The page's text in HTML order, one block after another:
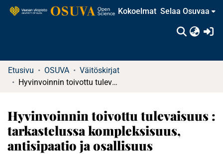
Kokoelmat Selaa Osuvaa
Etusivu OSUVA
Väitöskirjat
Hyvinvoinnin toivottu tulevaisuus : tarkastelussa kompleksisuus, antisipaatio ja osallisuus
Hyvinvoinnin toivottu tulevaisuus :
tarkastelussa kompleksisuus,
antisipaatio ja osallisuus